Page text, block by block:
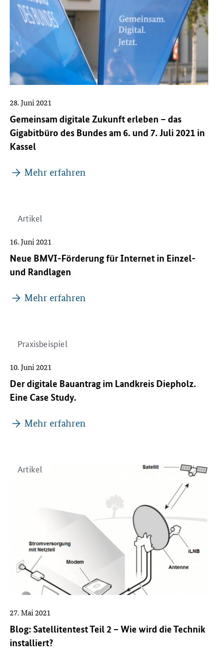
Gemeinsam digitale Zukunft erleben – das
Gigabitbüro des Bundes am 6. und 7. Juli 2021 in
Kassel
28. Juni 2021
Mehr erfahren
Artikel
Neue BMVI-Förderung für Internet in Einzel-
und Randlagen
16. Juni 2021
Mehr erfahren
Praxisbeispiel
Der digitale Bauantrag im Landkreis Diepholz.
Eine Case Study.
10. Juni 2021
Mehr erfahren
Artikel
Blog: Satellitentest Teil 2 – Wie wird die Technik
installiert?
27. Mai 2021